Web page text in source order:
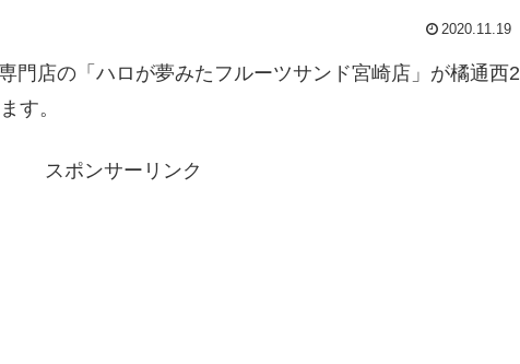
2020.11.19
門店の「ハロが夢みたフルーツサンド宮崎店」が橘通西2
す。
スポンサーリンク